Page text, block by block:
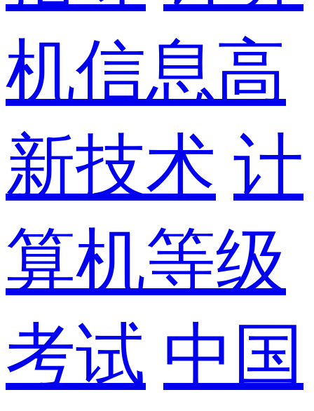
机信息高
新技术 计
算机等级
考试 中国